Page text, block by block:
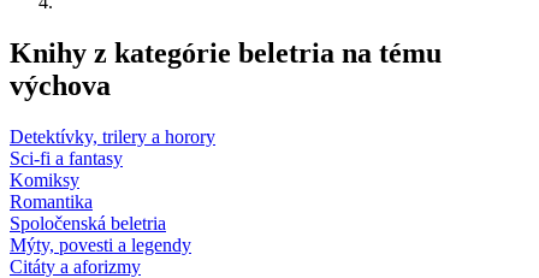
Knihy z kategórie beletria na tému
výchova
Detektívky, trilery a horory
Sci-fi a fantasy
Komiksy
Romantika
Spoločenská beletria
Mýty, povesti a legendy
Citáty a aforizmy